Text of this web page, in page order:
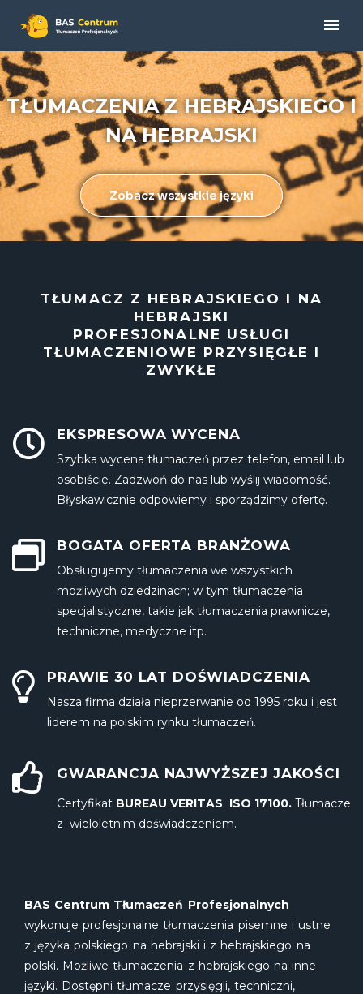
TŁUMACZENIA Z HEBRAJSKIEGO I
NA HEBRAJSKI
Zobacz wszystkie języki
TŁUMACZ Z HEBRAJSKIEGO I NA
HEBRAJSKI
PROFESJONALNE USŁUGI
TŁUMACZENIOWE PRZYSIĘGŁE I
ZWYKŁE​
EKSPRESOWA WYCENA
Szybka wycena tłumaczeń przez telefon, email lub
osobiście. Zadzwoń do nas lub wyślij wiadomość.
Błyskawicznie odpowiemy i sporządzimy ofertę.
BOGATA OFERTA BRANŻOWA
Obsługujemy tłumaczenia we wszystkich
możliwych dziedzinach; w tym tłumaczenia
specjalistyczne, takie jak tłumaczenia prawnicze,
techniczne, medyczne itp.
PRAWIE 30 LAT DOŚWIADCZENIA
Nasza firma działa nieprzerwanie od 1995 roku i jest
liderem na polskim rynku tłumaczeń.
GWARANCJA NAJWYŻSZEJ JAKOŚCI
Certyfikat BUREAU VERITAS ISO 17100. Tłumacze
z wieloletnim doświadczeniem.
BAS Centrum Tłumaczeń Profesjonalnych
wykonuje profesjonalne tłumaczenia pisemne i ustne
z języka polskiego na hebrajski i z hebrajskiego na
polski. Możliwe tłumaczenia z hebrajskiego na inne
języki. Dostępni tłumacze przysięgli, techniczni,